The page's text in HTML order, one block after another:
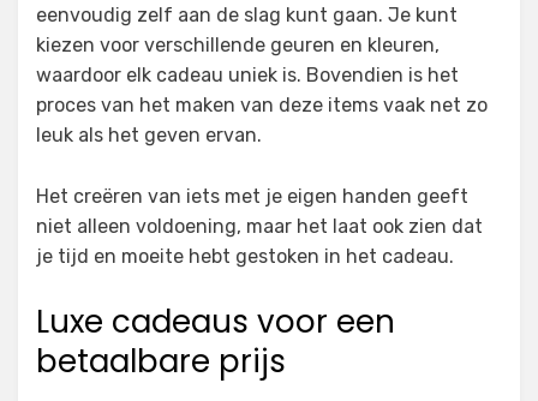
eenvoudig zelf aan de slag kunt gaan. Je kunt
kiezen voor verschillende geuren en kleuren,
waardoor elk cadeau uniek is. Bovendien is het
proces van het maken van deze items vaak net zo
leuk als het geven ervan.
Het creëren van iets met je eigen handen geeft
niet alleen voldoening, maar het laat ook zien dat
je tijd en moeite hebt gestoken in het cadeau.
Luxe cadeaus voor een
betaalbare prijs